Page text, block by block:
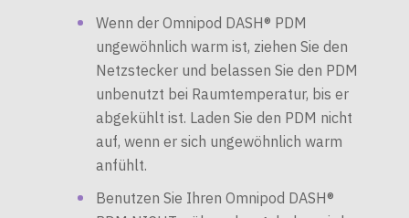
Wenn der Omnipod DASH® PDM
ungewöhnlich warm ist, ziehen Sie den
Netzstecker und belassen Sie den PDM
unbenutzt bei Raumtemperatur, bis er
abgekühlt ist. Laden Sie den PDM nicht
auf, wenn er sich ungewöhnlich warm
anfühlt.
Benutzen Sie Ihren Omnipod DASH®